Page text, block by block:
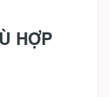
HỢP